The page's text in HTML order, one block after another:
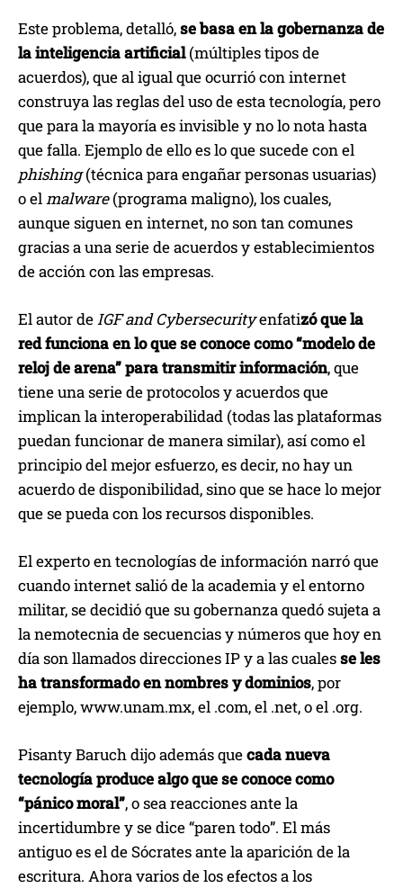
Este problema, detalló,se basa en la gobernanza de
la inteligencia artificial(múltiples tipos de
acuerdos), que al igual que ocurrió con internet
construya las reglas del uso de esta tecnología, pero
que para la mayoría es invisible y no lo nota hasta
que falla. Ejemplo de ello es lo que sucede con el
phishing(técnica para engañar personas usuarias)
o elmalware(programa maligno), los cuales,
aunque siguen en internet, no son tan comunes
gracias a una serie de acuerdos y establecimientos
de acción con las empresas.
El autor deIGF and Cybersecurityenfatizó que la
red funciona en lo que se conoce como “modelo de
reloj de arena” para transmitir información, que
tiene una serie de protocolos y acuerdos que
implican la interoperabilidad (todas las plataformas
puedan funcionar de manera similar), así como el
principio del mejor esfuerzo, es decir, no hay un
acuerdo de disponibilidad, sino que se hace lo mejor
que se pueda con los recursos disponibles.
El experto en tecnologías de información narró que
cuando internet salió de la academia y el entorno
militar, se decidió que su gobernanza quedó sujeta a
la nemotecnia de secuencias y números que hoy en
día son llamados direcciones IP y a las cualesse les
ha transformado en nombres y dominios, por
ejemplo, www.unam.mx, el .com, el .net, o el .org.
Pisanty Baruch dijo además quecada nueva
tecnología produce algo que se conoce como
“pánico moral”, o sea reacciones ante la
incertidumbre y se dice “paren todo”. El más
antiguo es el de Sócrates ante la aparición de la
escritura. Ahora varios de los efectos a los